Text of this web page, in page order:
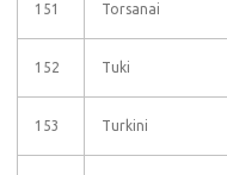
151 Torsanai
152 Tuki
153 Turkini